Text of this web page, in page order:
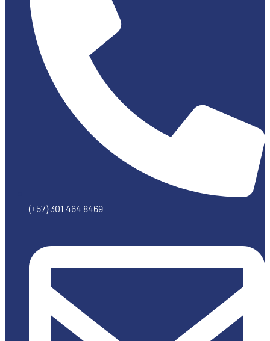
(+57) 301 464 8469